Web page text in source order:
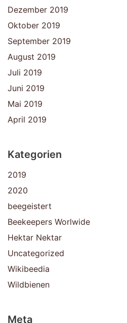
Dezember 2019
Oktober 2019
September 2019
August 2019
Juli 2019
Juni 2019
Mai 2019
April 2019
Kategorien
2019
2020
beegeistert
Beekeepers Worlwide
Hektar Nektar
Uncategorized
Wikibeedia
Wildbienen
Meta